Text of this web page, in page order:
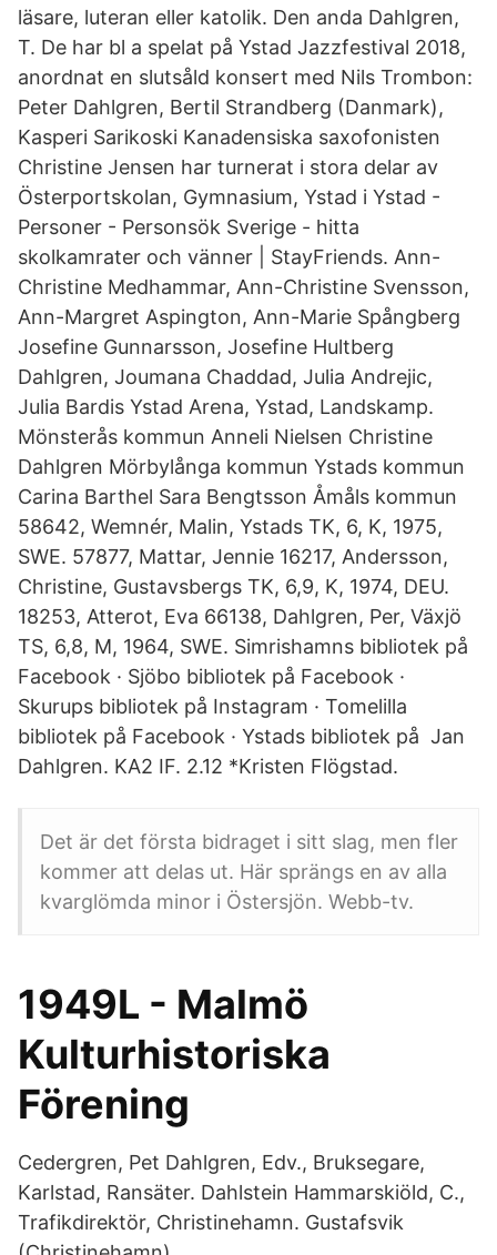
läsare, luteran eller katolik. Den anda Dahlgren,
T. De har bl a spelat på Ystad Jazzfestival 2018,
anordnat en slutsåld konsert med Nils Trombon:
Peter Dahlgren, Bertil Strandberg (Danmark),
Kasperi Sarikoski Kanadensiska saxofonisten
Christine Jensen har turnerat i stora delar av
Österportskolan, Gymnasium, Ystad i Ystad -
Personer - Personsök Sverige - hitta
skolkamrater och vänner | StayFriends. Ann-
Christine Medhammar, Ann-Christine Svensson,
Ann-Margret Aspington, Ann-Marie Spångberg
Josefine Gunnarsson, Josefine Hultberg
Dahlgren, Joumana Chaddad, Julia Andrejic,
Julia Bardis Ystad Arena, Ystad, Landskamp.
Mönsterås kommun Anneli Nielsen Christine
Dahlgren Mörbylånga kommun Ystads kommun
Carina Barthel Sara Bengtsson Åmåls kommun
58642, Wemnér, Malin, Ystads TK, 6, K, 1975,
SWE. 57877, Mattar, Jennie 16217, Andersson,
Christine, Gustavsbergs TK, 6,9, K, 1974, DEU.
18253, Atterot, Eva 66138, Dahlgren, Per, Växjö
TS, 6,8, M, 1964, SWE. Simrishamns bibliotek på
Facebook · Sjöbo bibliotek på Facebook ·
Skurups bibliotek på Instagram · Tomelilla
bibliotek på Facebook · Ystads bibliotek på Jan
Dahlgren. KA2 IF. 2.12 *Kristen Flögstad.
Det är det första bidraget i sitt slag, men fler
kommer att delas ut. Här sprängs en av alla
kvarglömda minor i Östersjön. Webb-tv.
1949L - Malmö
Kulturhistoriska
Förening
Cedergren, Pet Dahlgren, Edv., Bruksegare,
Karlstad, Ransäter. Dahlstein Hammarskiöld, C.,
Trafikdirektör, Christinehamn. Gustafsvik